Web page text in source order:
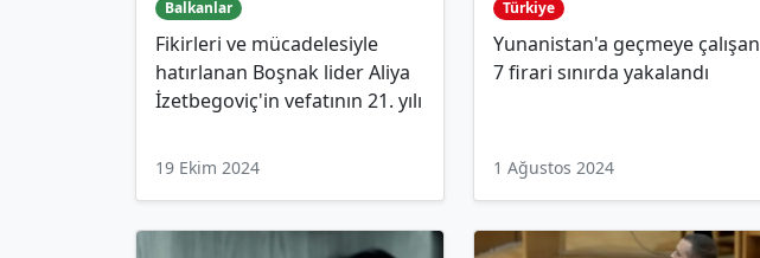
Balkanlar
Fikirleri ve mücadelesiyle
hatırlanan Boşnak lider Aliya
İzetbegoviç'in vefatının 21. yılı
19 Ekim 2024
Türkiye
Yunanistan'a geçmeye çalışan
7 firari sınırda yakalandı
1 Ağustos 2024